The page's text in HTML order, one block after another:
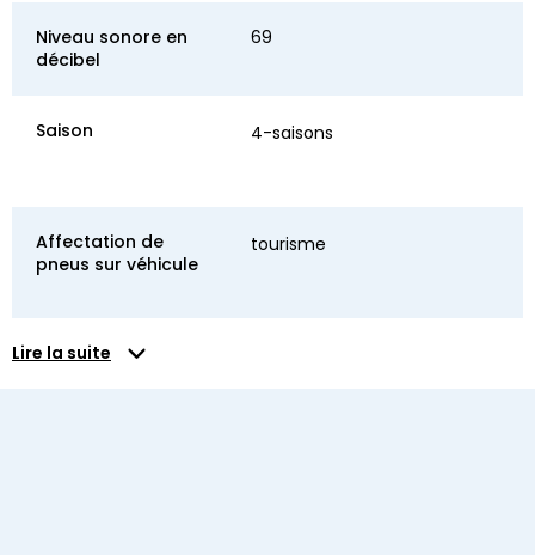
Niveau sonore en
décibel
69
Saison 4-saisons
Affectation de
pneus sur véhicule
tourisme
Lire la suite